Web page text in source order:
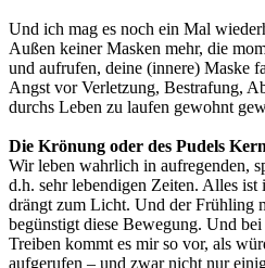
Und ich mag es noch ein Mal
Außen keiner Masken mehr, die
und aufrufen, deine (innere) Maske
Angst vor Verletzung, Bestrafung,
durchs Leben zu laufen gewohnt
Die Krönung oder des Pudels Kern
Wir leben wahrlich in aufregenden,
d.h. sehr lebendigen Zeiten. Alles ist
drängt zum Licht. Und der Frühling
begünstigt diese Bewegung. Und
Treiben kommt es mir so vor, als
aufgerufen – und zwar nicht nur